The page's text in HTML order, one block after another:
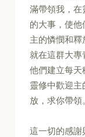
滿帶領我，
的大事，使
主的憐憫和
就在這群大專
他們建立每天
靈修中歡迎
放，求你帶領。
這一切的感謝